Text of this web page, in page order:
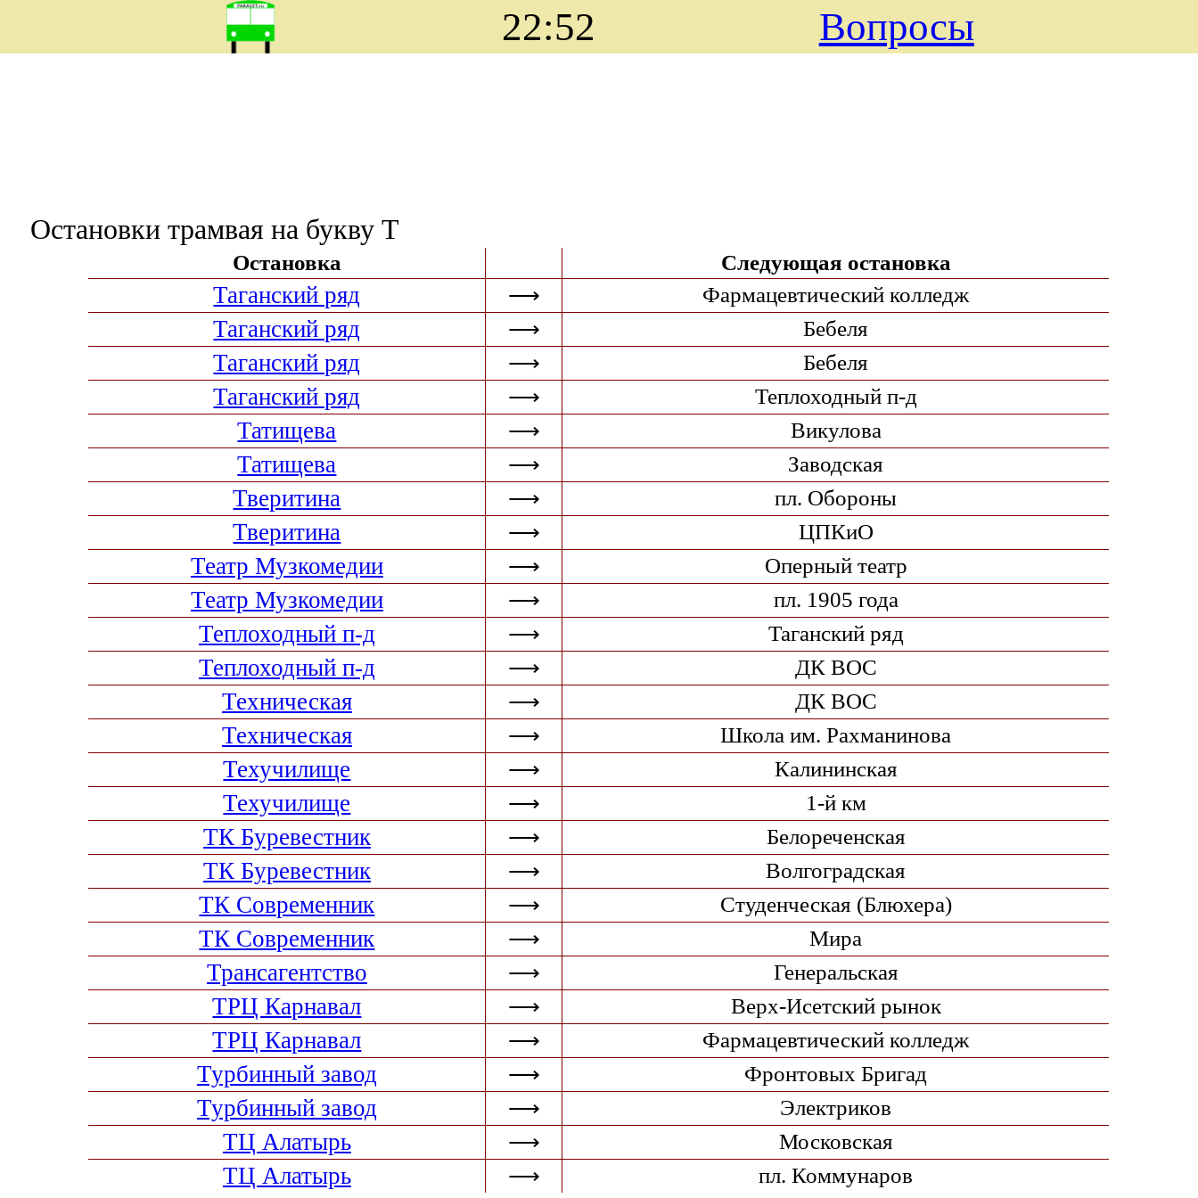
22:52 Вопросы
Остановки трамвая на букву Т
Остановка Следующая остановка
Таганский ряд ⟶ Фармацевтический колледж
Таганский ряд ⟶ Бебеля
Таганский ряд ⟶ Бебеля
Таганский ряд ⟶ Теплоходный п-д
Татищева ⟶ Викулова
Татищева ⟶ Заводская
Тверитина ⟶ пл. Обороны
Тверитина ⟶ ЦПКиО
Театр Музкомедии ⟶ Оперный театр
Театр Музкомедии ⟶ пл. 1905 года
Теплоходный п-д ⟶ Таганский ряд
Теплоходный п-д ⟶ ДК ВОС
Техническая ⟶ ДК ВОС
Техническая ⟶ Школа им. Рахманинова
Техучилище ⟶ Калининская
Техучилище ⟶ 1-й км
ТК Буревестник ⟶ Белореченская
ТК Буревестник ⟶ Волгоградская
ТК Современник ⟶ Студенческая (Блюхера)
ТК Современник ⟶ Мира
Трансагентство ⟶ Генеральская
ТРЦ Карнавал ⟶ Верх-Исетский рынок
ТРЦ Карнавал ⟶ Фармацевтический колледж
Турбинный завод ⟶ Фронтовых Бригад
Турбинный завод ⟶ Электриков
ТЦ Алатырь ⟶ Московская
ТЦ Алатырь ⟶ пл. Коммунаров